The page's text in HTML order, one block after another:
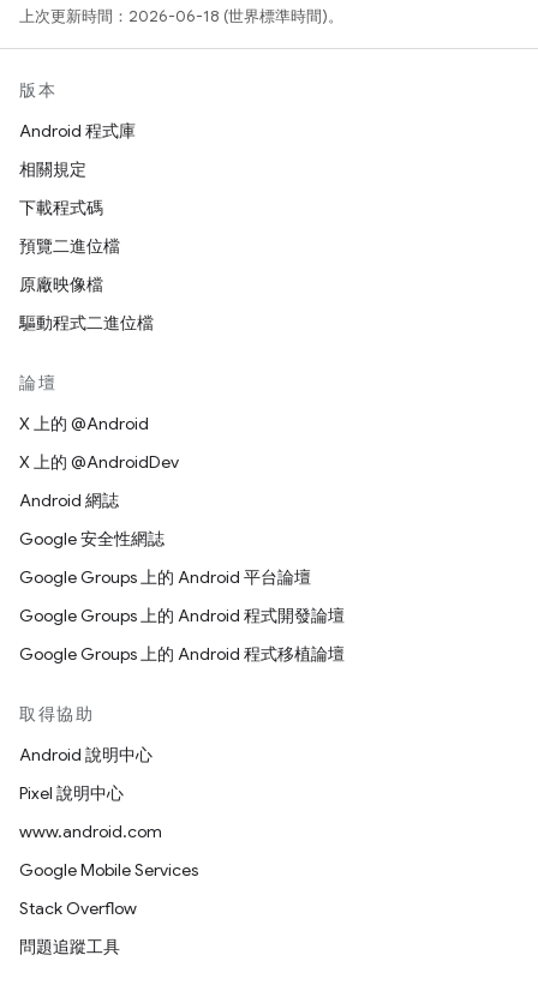
上次更新時間：2026-06-18 (世界標準時間)。
版本
Android 程式庫
相關規定
下載程式碼
預覽二進位檔
原廠映像檔
驅動程式二進位檔
論壇
X 上的 @Android
X 上的 @AndroidDev
Android 網誌
Google 安全性網誌
Google Groups 上的 Android 平台論壇
Google Groups 上的 Android 程式開發論壇
Google Groups 上的 Android 程式移植論壇
取得協助
Android 說明中心
Pixel 說明中心
www.android.com
Google Mobile Services
Stack Overflow
問題追蹤工具